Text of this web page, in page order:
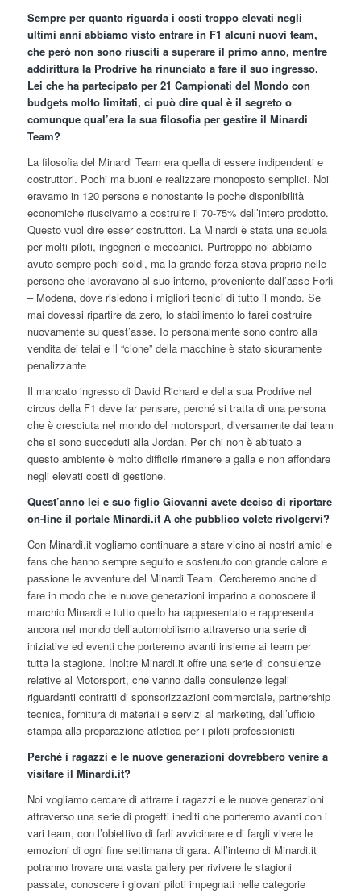
Sempre per quanto riguarda i costi troppo elevati negli
ultimi anni abbiamo visto entrare in F1 alcuni nuovi team,
che però non sono riusciti a superare il primo anno, mentre
addirittura la Prodrive ha rinunciato a fare il suo ingresso.
Lei che ha partecipato per 21 Campionati del Mondo con
budgets molto limitati, ci può dire qual è il segreto o
comunque qual’era la sua filosofia per gestire il Minardi
Team?
La filosofia del Minardi Team era quella di essere indipendenti e
costruttori. Pochi ma buoni e realizzare monoposto semplici. Noi
eravamo in 120 persone e nonostante le poche disponibilità
economiche riuscivamo a costruire il 70-75% dell’intero prodotto.
Questo vuol dire esser costruttori. La Minardi è stata una scuola
per molti piloti, ingegneri e meccanici. Purtroppo noi abbiamo
avuto sempre pochi soldi, ma la grande forza stava proprio nelle
persone che lavoravano al suo interno, proveniente dall’asse Forlì
– Modena, dove risiedono i migliori tecnici di tutto il mondo. Se
mai dovessi ripartire da zero, lo stabilimento lo farei costruire
nuovamente su quest’asse. Io personalmente sono contro alla
vendita dei telai e il “clone” della macchine è stato sicuramente
penalizzante
Il mancato ingresso di David Richard e della sua Prodrive nel
circus della F1 deve far pensare, perché si tratta di una persona
che è cresciuta nel mondo del motorsport, diversamente dai team
che si sono succeduti alla Jordan. Per chi non è abituato a
questo ambiente è molto difficile rimanere a galla e non affondare
negli elevati costi di gestione.
Quest’anno lei e suo figlio Giovanni avete deciso di riportare
on-line il portale Minardi.it A che pubblico volete rivolgervi?
Con Minardi.it vogliamo continuare a stare vicino ai nostri amici e
fans che hanno sempre seguito e sostenuto con grande calore e
passione le avventure del Minardi Team. Cercheremo anche di
fare in modo che le nuove generazioni imparino a conoscere il
marchio Minardi e tutto quello ha rappresentato e rappresenta
ancora nel mondo dell’automobilismo attraverso una serie di
iniziative ed eventi che porteremo avanti insieme ai team per
tutta la stagione. Inoltre Minardi.it offre una serie di consulenze
relative al Motorsport, che vanno dalle consulenze legali
riguardanti contratti di sponsorizzazioni commerciale, partnership
tecnica, fornitura di materiali e servizi al marketing, dall’ufficio
stampa alla preparazione atletica per i piloti professionisti
Perché i ragazzi e le nuove generazioni dovrebbero venire a
visitare il Minardi.it?
Noi vogliamo cercare di attrarre i ragazzi e le nuove generazioni
attraverso una serie di progetti inediti che porteremo avanti con i
vari team, con l’obiettivo di farli avvicinare e di fargli vivere le
emozioni di ogni fine settimana di gara. All’interno di Minardi.it
potranno trovare una vasta gallery per rivivere le stagioni
passate, conoscere i giovani piloti impegnati nelle categorie